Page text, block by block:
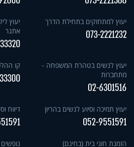
יעוץ למתחזקים בתחילת הדרך
073-2221232
יעוץ
אתגר
יעוץ לנשים בטהרת המשפחה -
מתחברות
02-6301516
קו
יעוץ תמיכה וסיוע לנשים בהריון
052-9551591
דיווח
הזמנת חוגי בית (בחינם) נופשים